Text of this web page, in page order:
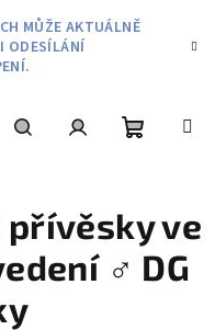
MŮŽE AKTUÁLNĚ
ODESÍLÁNÍ
košík
přívěsky ve
♂️ DG